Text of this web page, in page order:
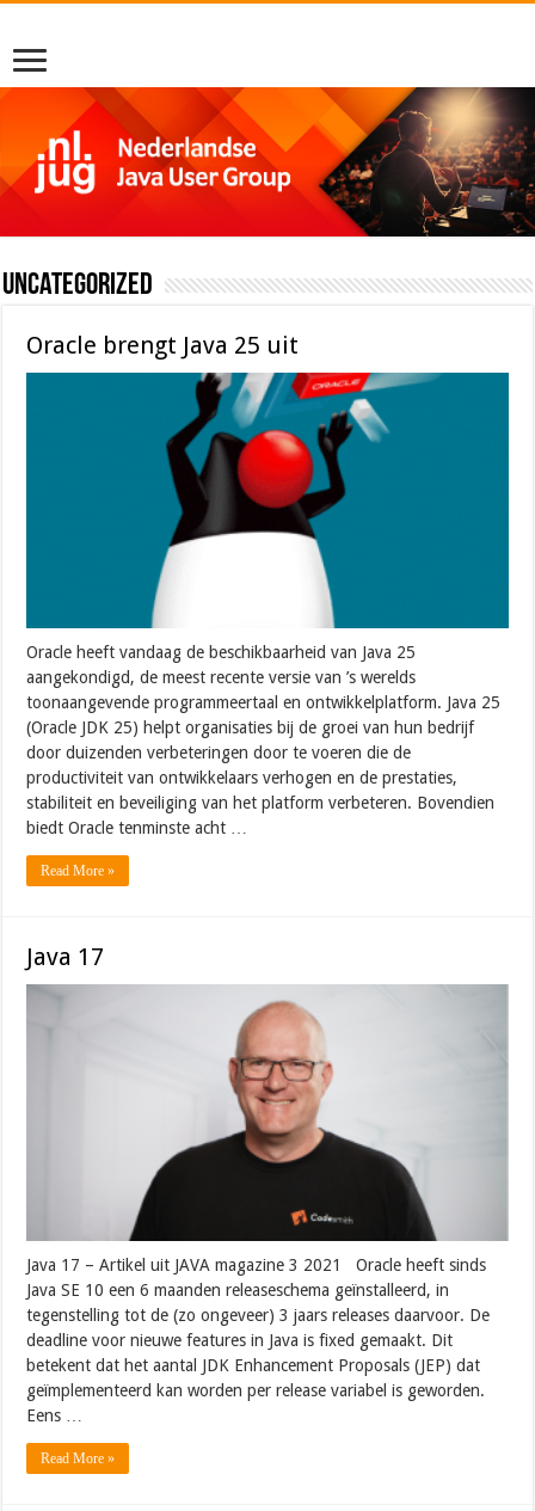
Uncategorized
Oracle brengt Java 25 uit
Oracle heeft vandaag de beschikbaarheid van Java 25
aangekondigd, de meest recente versie van ’s werelds
toonaangevende programmeertaal en ontwikkelplatform. Java 25
(Oracle JDK 25) helpt organisaties bij de groei van hun bedrijf
door duizenden verbeteringen door te voeren die de
productiviteit van ontwikkelaars verhogen en de prestaties,
stabiliteit en beveiliging van het platform verbeteren. Bovendien
biedt Oracle tenminste acht …
Read More »
Java 17
Java 17 – Artikel uit JAVA magazine 3 2021 Oracle heeft sinds
Java SE 10 een 6 maanden releaseschema geïnstalleerd, in
tegenstelling tot de (zo ongeveer) 3 jaars releases daarvoor. De
deadline voor nieuwe features in Java is fixed gemaakt. Dit
betekent dat het aantal JDK Enhancement Proposals (JEP) dat
geïmplementeerd kan worden per release variabel is geworden.
Eens …
Read More »